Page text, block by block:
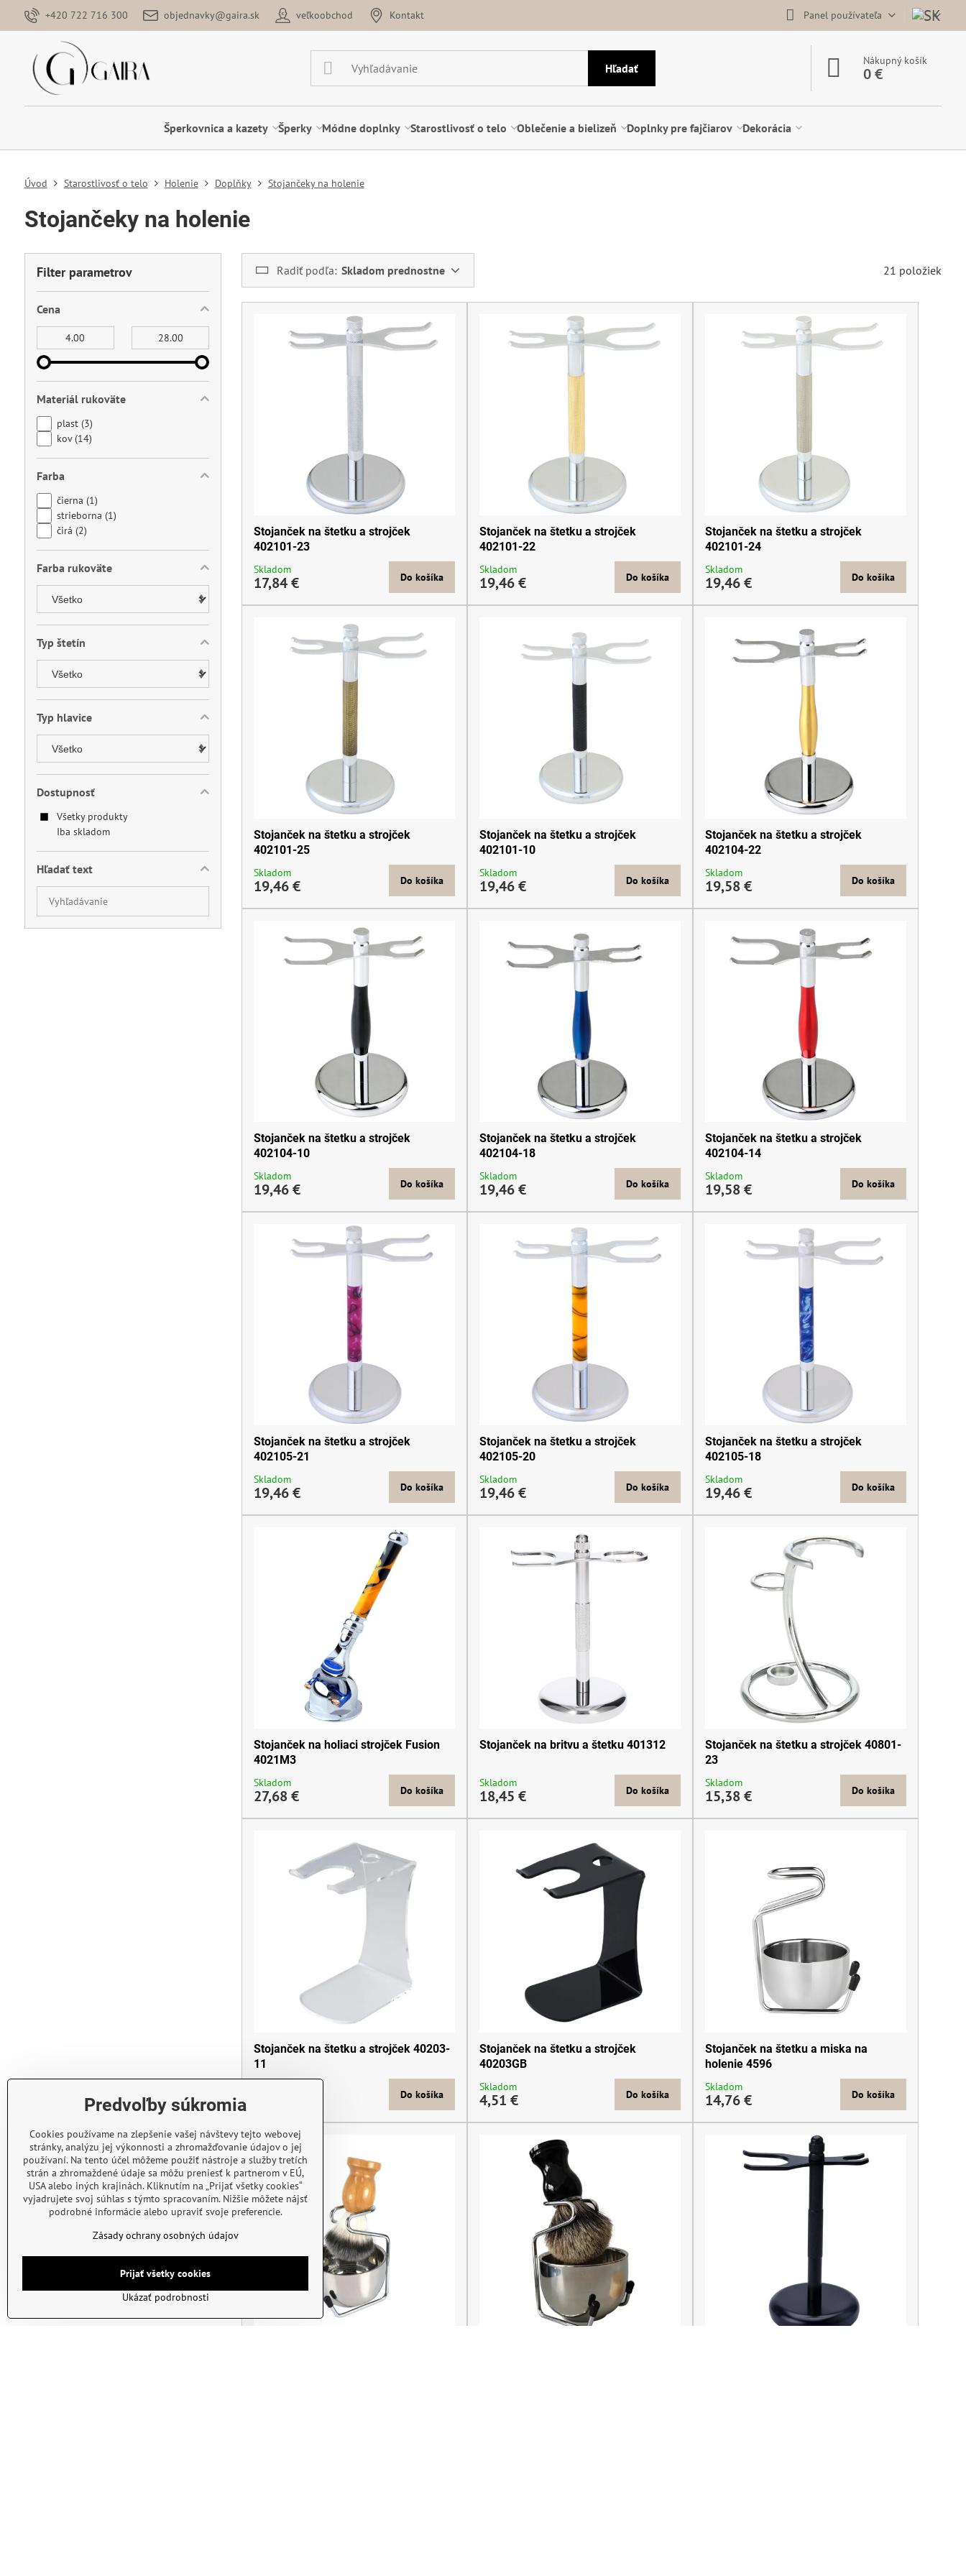
+420 722 716 300 objednavky@gaira.sk veľkoobchod Kontakt Panel používateľa
Hľadať
Nákupný košík
0 €
Šperkovnica a kazety Šperky Módne doplnky Starostlivosť o telo Oblečenie a bielizeň Doplnky pre fajčiarov Dekorácia
Úvod Starostlivosť o telo Holenie Doplňky Stojančeky na holenie
Stojančeky na holenie
Radiť podľa: Skladom prednostne 21 položiek
Stojanček na štetku a strojček
402101-23
Skladom
17,84 € Do košíka
Stojanček na štetku a strojček
402101-22
Skladom
19,46 € Do košíka
Stojanček na štetku a strojček
402101-24
Skladom
19,46 € Do košíka
Stojanček na štetku a strojček
402101-25
Skladom
19,46 € Do košíka
Stojanček na štetku a strojček
402101-10
Skladom
19,46 € Do košíka
Stojanček na štetku a strojček
402104-22
Skladom
19,58 € Do košíka
Stojanček na štetku a strojček
402104-10
Skladom
19,46 € Do košíka
Stojanček na štetku a strojček
402104-18
Skladom
19,46 € Do košíka
Stojanček na štetku a strojček
402104-14
Skladom
19,58 € Do košíka
Stojanček na štetku a strojček
402105-21
Skladom
19,46 € Do košíka
Stojanček na štetku a strojček
402105-20
Skladom
19,46 € Do košíka
Stojanček na štetku a strojček
402105-18
Skladom
19,46 € Do košíka
Stojanček na holiaci strojček Fusion
4021M3
Skladom
27,68 € Do košíka
Stojanček na britvu a štetku 401312
Skladom
18,45 € Do košíka
Stojanček na štetku a strojček 40801-
23
Skladom
15,38 € Do košíka
Stojanček na štetku a strojček 40203-
11
Do košíka
Stojanček na štetku a strojček
40203GB
Skladom
4,51 € Do košíka
Stojanček na štetku a miska na
holenie 4596
Skladom
14,76 € Do košíka
Filter parametrov
Cena
Materiál rukoväte
plast (3)
kov (14)
Farba
čierna (1)
strieborna (1)
čirá (2)
Farba rukoväte
Typ štetín
Typ hlavice
Dostupnosť
Všetky produkty
Iba skladom
Hľadať text
Prehľadať
výsledky
filtra
Predvoľby súkromia
Cookies používame na zlepšenie vašej návštevy tejto webovej
stránky, analýzu jej výkonnosti a zhromažďovanie údajov o jej
používaní. Na tento účel môžeme použiť nástroje a služby tretích
strán a zhromaždené údaje sa môžu preniesť k partnerom v EÚ,
USA alebo iných krajinách. Kliknutím na „Prijať všetky cookies“
vyjadrujete svoj súhlas s týmto spracovaním. Nižšie môžete nájsť
podrobné informácie alebo upraviť svoje preferencie.
Zásady ochrany osobných údajov
Ukázať podrobnosti
Prijať všetky cookies